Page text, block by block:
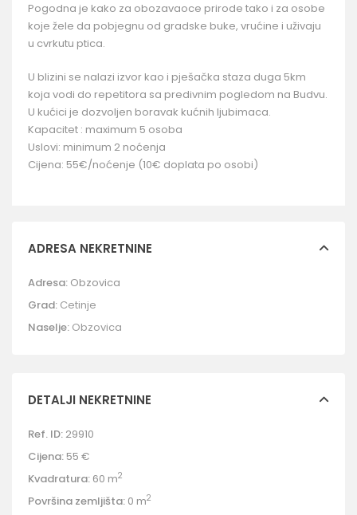
Pogodna je kako za obozavaoce prirode tako i za osobe
koje žele da pobjegnu od gradske buke, vrućine i uživaju
u cvrkutu ptica.
U blizini se nalazi izvor kao i pješačka staza duga 5km
koja vodi do repetitora sa predivnim pogledom na Budvu.
U kućici je dozvoljen boravak kućnih ljubimaca.
Kapacitet : maximum 5 osoba
Uslovi: minimum 2 noćenja
Cijena: 55€/noćenje (10€ doplata po osobi)
ADRESA NEKRETNINE
Adresa: Obzovica
Grad: Cetinje
Naselje: Obzovica
DETALJI NEKRETNINE
Ref. ID: 29910
Cijena: 55 €
Kvadratura: 60 m2
Površina zemljišta: 0 m2